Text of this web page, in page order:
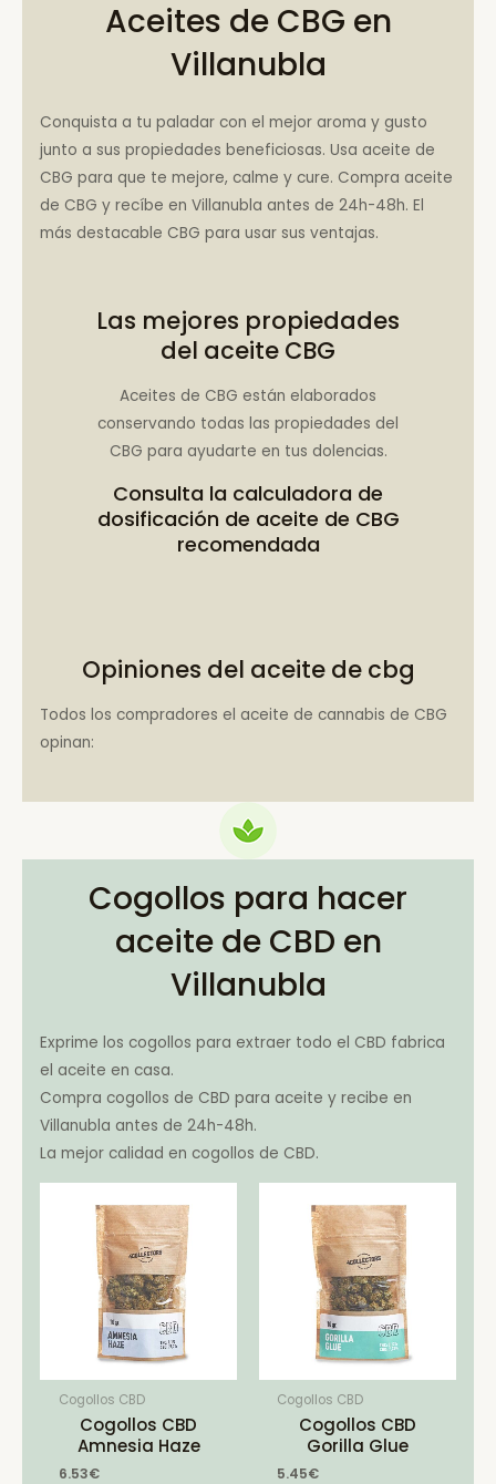
Aceites de CBG en
Villanubla
Conquista a tu paladar con el mejor aroma y gusto
junto a sus propiedades beneficiosas. Usa aceite de
CBG para que te mejore, calme y cure. Compra aceite
de CBG y recíbe en Villanubla antes de 24h-48h. El
más destacable CBG para usar sus ventajas.
Las mejores propiedades
del aceite CBG
Aceites de CBG están elaborados
conservando todas las propiedades del
CBG para ayudarte en tus dolencias.
Consulta la calculadora de
dosificación de aceite de CBG
recomendada
Opiniones del aceite de cbg
Todos los compradores el aceite de cannabis de CBG
opinan:
Cogollos para hacer
aceite de CBD en
Villanubla
Exprime los cogollos para extraer todo el CBD fabrica
el aceite en casa.
Compra cogollos de CBD para aceite y recibe en
Villanubla antes de 24h-48h.
La mejor calidad en cogollos de CBD.
Cogollos CBD
Cogollos CBD
Amnesia Haze
6.53€
Cogollos CBD
Cogollos CBD
Gorilla Glue
5.45€